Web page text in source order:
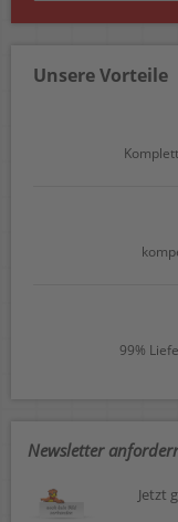
Unsere Vorteile
99%
Newsletter
Jetzt